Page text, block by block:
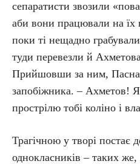
сепаратисти звозили
аби вони працювали на їх
поки ті нещадно
туди перевезли й
Прийшовши за ним,
запобіжника. – Ахметов!
прострілю тобі коліно і
Трагічною у творі постає
однокласників – таких